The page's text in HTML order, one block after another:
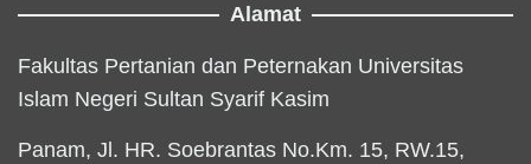
Alamat
Fakultas Pertanian dan Peternakan Universitas
Islam Negeri Sultan Syarif Kasim
Panam, Jl. HR. Soebrantas No.Km. 15, RW.15,